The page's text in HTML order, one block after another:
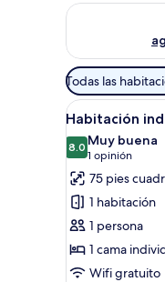
Consulta la
Filtros
disponibles
para
las
habitaciones
Todas las
Abrir
todas
las
fotos
de
Habitación
individual
económica
6
Habitación
8.08.0 de 10
Muy buena
1 opinión
(1
opinión)
75 pies
1 habitación
1 persona
1 cama
Wifi gratuito